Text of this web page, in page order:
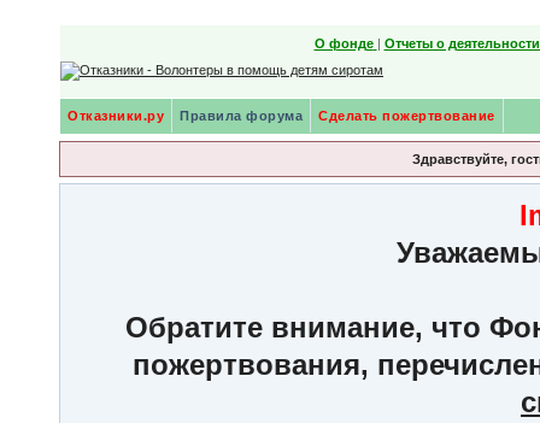
О фонде | Отчеты о
Отказники.ру Правила форума Сделать пожертвование
Здравствуйте,
Обратите внимание, что
пожертвования,